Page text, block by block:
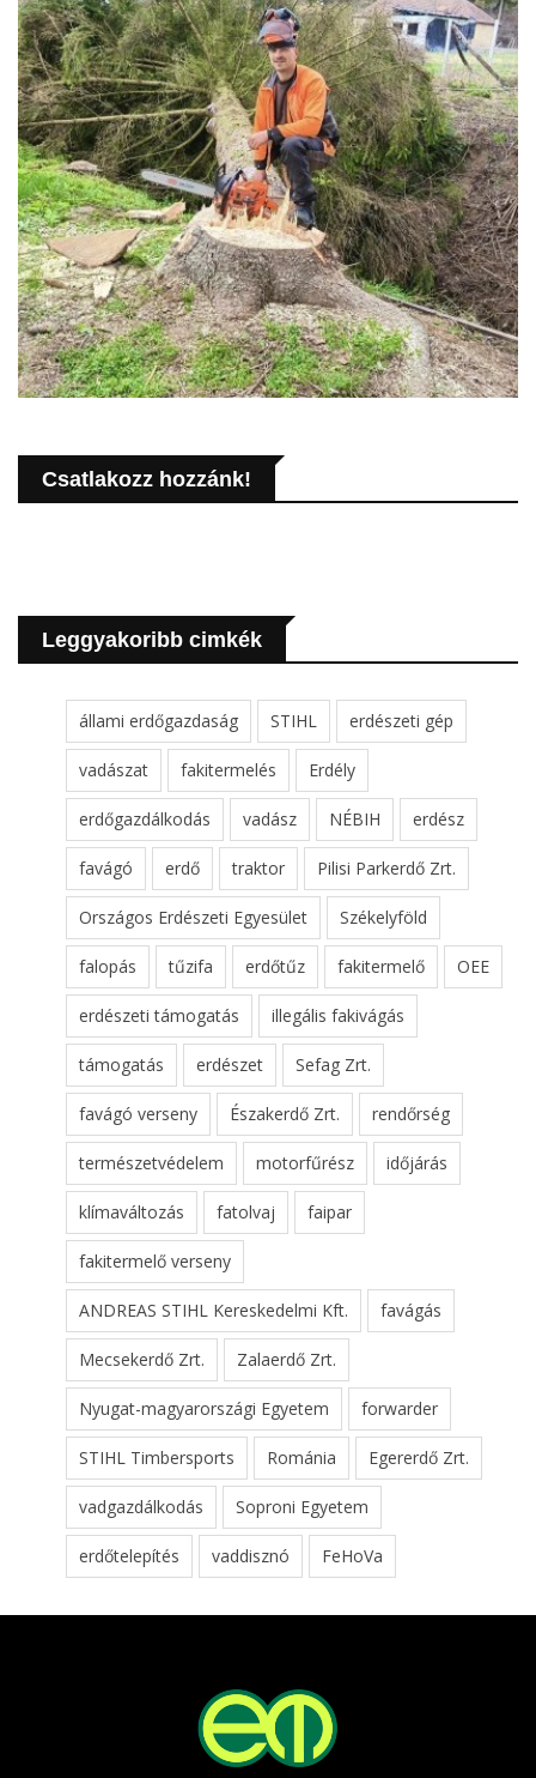
Csatlakozz hozzánk!
Leggyakoribb cimkék
állami erdőgazdaság STIHL erdészeti gép
vadászat fakitermelés Erdély
erdőgazdálkodás vadász NÉBIH erdész
favágó erdő traktor Pilisi Parkerdő Zrt.
Országos Erdészeti Egyesület Székelyföld
falopás tűzifa erdőtűz fakitermelő OEE
erdészeti támogatás illegális fakivágás
támogatás erdészet Sefag Zrt.
favágó verseny Északerdő Zrt. rendőrség
természetvédelem motorfűrész időjárás
klímaváltozás fatolvaj faipar
fakitermelő verseny
ANDREAS STIHL Kereskedelmi Kft. favágás
Mecsekerdő Zrt. Zalaerdő Zrt.
Nyugat-magyarországi Egyetem forwarder
STIHL Timbersports Románia Egererdő Zrt.
vadgazdálkodás Soproni Egyetem
erdőtelepítés vaddisznó FeHoVa